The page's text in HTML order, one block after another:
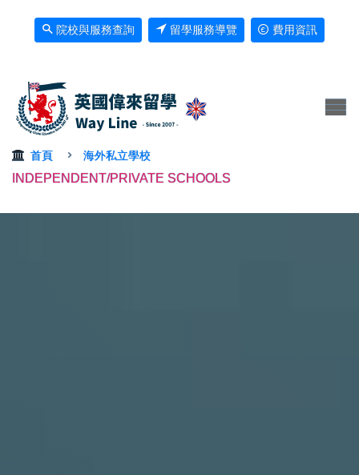
院校與服務查詢 留學服務導覽 費用資訊
首頁 海外私立學校
INDEPENDENT/PRIVATE SCHOOLS